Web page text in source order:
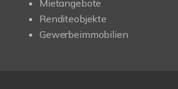
Mietangebote
Renditeobjekte
Gewerbeimmobilien